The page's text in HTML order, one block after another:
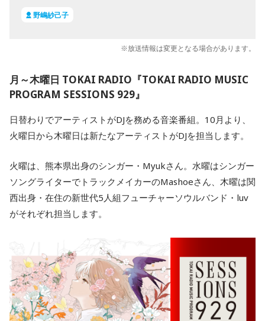
野嶋紗己子
※放送情報は変更となる場合があります。
月～木曜日 TOKAI RADIO『TOKAI RADIO MUSIC
PROGRAM SESSIONS 929』
日替わりでアーティストがDJを務める音楽番組。10月より、
火曜日から木曜日は新たなアーティストがDJを担当します。
火曜は、熊本県出身のシンガー・Myukさん。水曜はシンガー
ソングライターでトラックメイカーのMashoeさん、木曜は関
西出身・在住の新世代5人組フューチャーソウルバンド・luv
がそれぞれ担当します。